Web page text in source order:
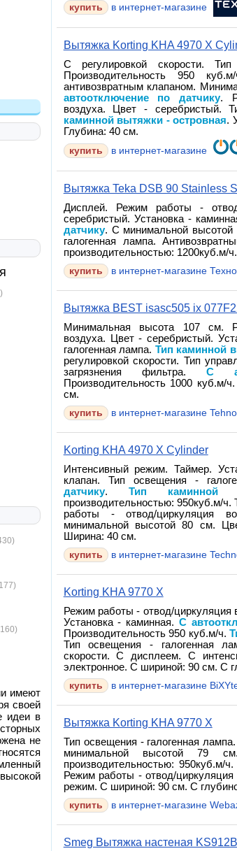
имеют
своей
идеи в
не
купить в интернет-магазине
Вытяжка Korting KHA 4970 X
С регулировкой скорости.
Производительность 950
антивозвратным клапаном.
автоотключение по датчику.
воздуха. Цвет - серебристый.
каминной вытяжки - островная.
Глубина: 40 см.
купить в интернет-магазине
Вытяжка Teka DSB 90 Stainless
Дисплей. Режим работы -
серебристый. Установка -
датчику. С минимальной высотой
галогенная лампа.
производительностью:
в интернет-магазине
Вытяжка BEST isasc505 ix
Минимальная высота 107 см.
воздуха. Цвет - серебристый.
галогенная лампа. Тип каминной
регулировкой скорости. Тип
загрязнения фильтра.С
Производительность 1000
см.
в интернет-магазине
Korting KHA 4970 X Cylinder
Интенсивный режим. Таймер.
клапан. Тип освещения -
датчику.Тип каминной
производительностью: 950куб.м/
работы - отвод/циркуляция
минимальной высотой 80 см.
Ширина: 40 см.
в интернет-магазине
Korting KHA 9770 X
Режим работы - отвод/
Установка - каминная.С
Производительность 950 куб.м/ч.
Тип освещения - галогенная
скорости. С дисплеем. С
электронное. С шириной: 90 см. С
в интернет-магазине
Вытяжка Korting KHA 9770 X
Тип освещения - галогенная
минимальной высотой 79
производительностью: 950куб.м/
Режим работы - отвод/
режим. С шириной: 90 см. С
в интернет-магазине
Smeg Вытяжка настеная